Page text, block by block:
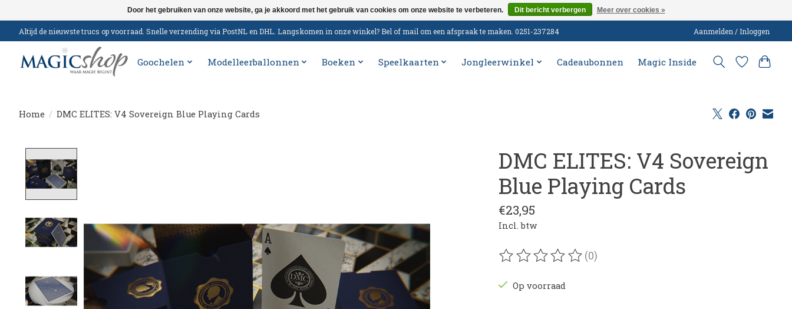
Altijd de nieuwste trucs op voorraad. Snelle verzending via PostNL en DHL. Langskomen in onze winkel? Bel of mail om een afspraak te maken. 0251-237284 Aanmelden / Inloggen
Goochelen Modelleerballonnen Boeken Speelkaarten Jongleerwinkel Cadeaubonnen Magic Inside
Home / DMC ELITES: V4 Sovereign Blue Playing Cards
DMC ELITES: V4 Sovereign
Blue Playing Cards
€23,95
Incl. btw
De beoordeling van dit product is
(0)
Op voorraad
Door het gebruiken van onze website, ga je akkoord met het gebruik van cookies om onze website te verbeteren. Dit bericht verbergen Meer over cookies »